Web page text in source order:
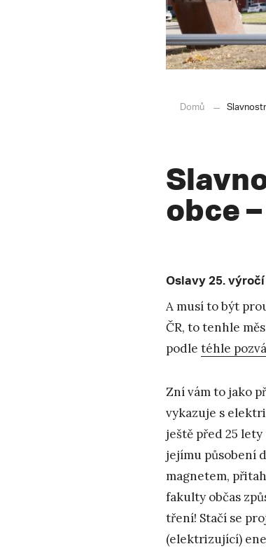
Domů
obce
Oslavy 25.
A musí to být
ČR, to tenhle
podle téhle
Zní vám to jako
vykazuje s
ještě před 25
jejímu působení
magnetem,
fakulty občas
tření! Stačí se
(elektrizující)